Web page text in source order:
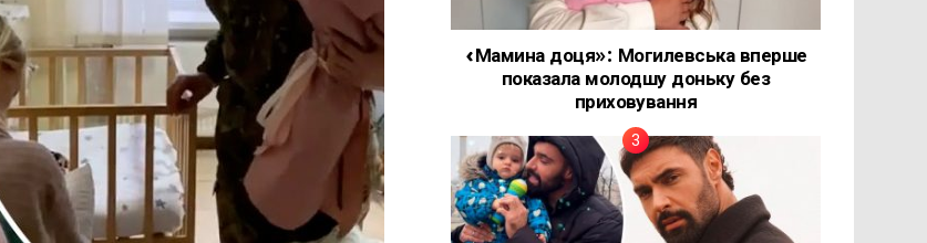
«Мамина доця»: Могилевська вперше
показала молодшу доньку без
приховування